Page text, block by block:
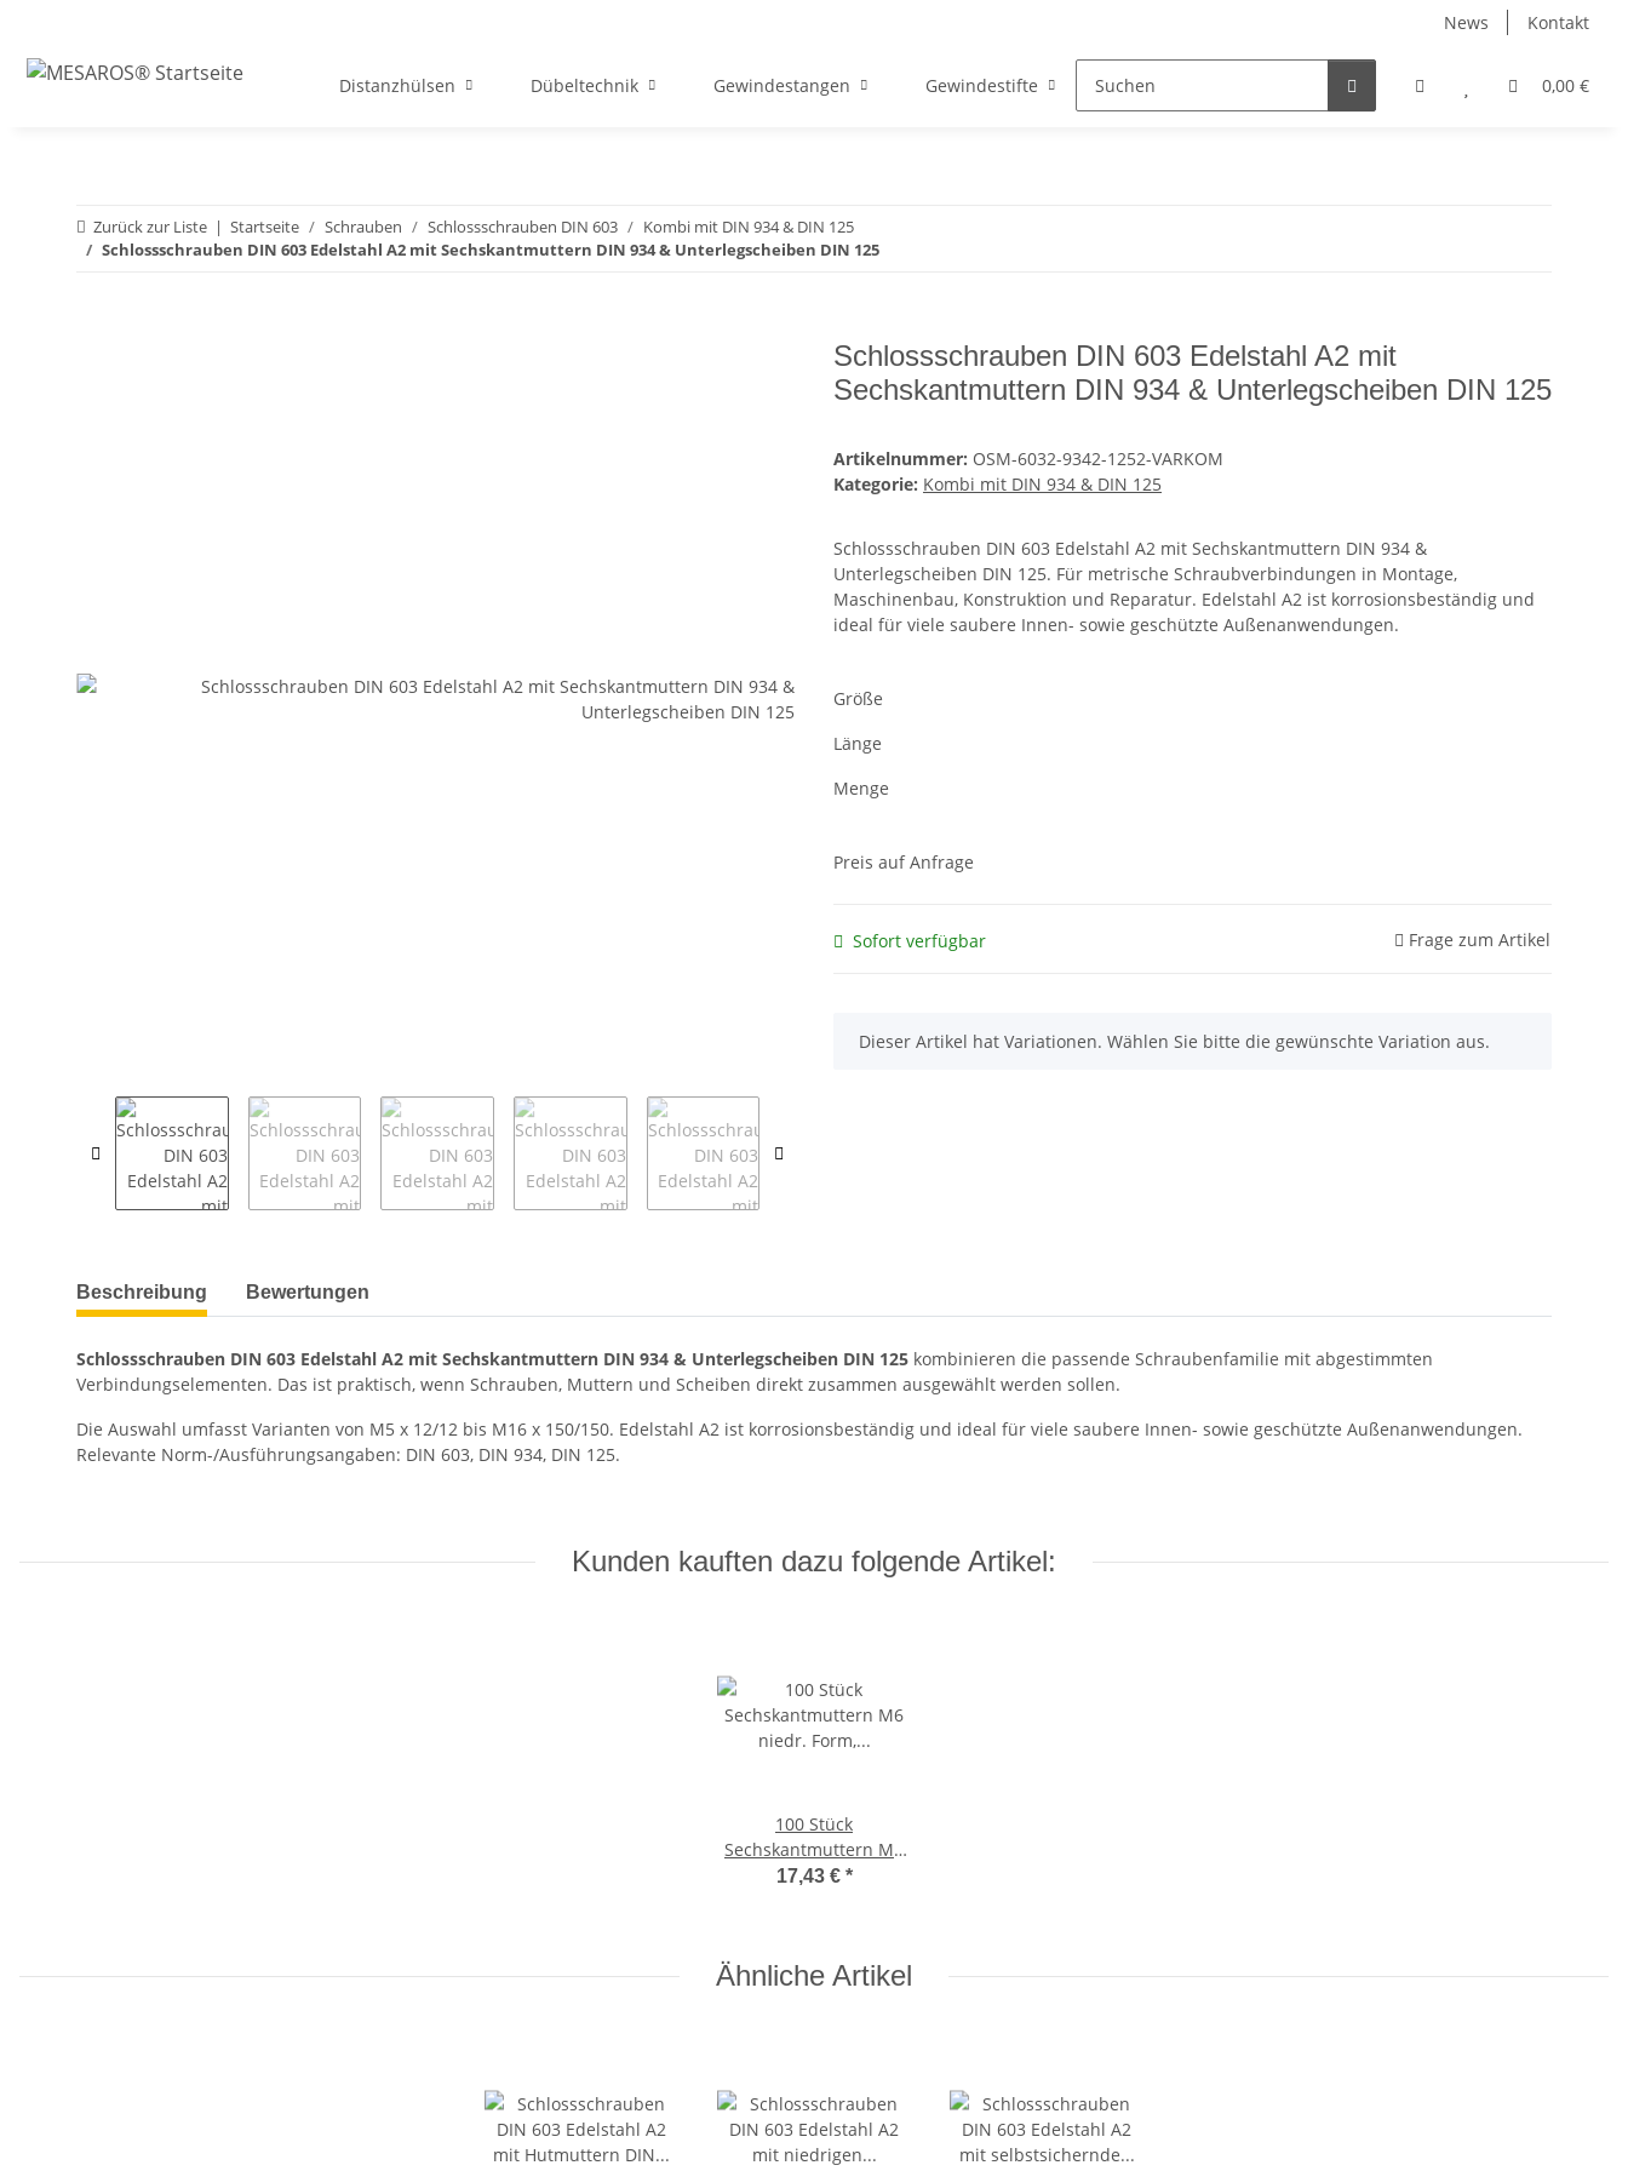
News Kontakt
0,00 €
Distanzhülsen Dübeltechnik Gewindestangen Gewindestifte Halbzeuge Muffen Muttern
Zurück zur Liste Startseite Schrauben Schlossschrauben DIN 603
Kombi mit DIN 934 & DIN 125
Schlossschrauben DIN 603 Edelstahl A2 mit Sechskantmuttern DIN 934 & Unterlegscheiben DIN 125
Schlossschrauben DIN 603 Edelstahl A2 mit
Sechskantmuttern DIN 934 & Unterlegscheiben DIN 125
Artikelnummer: OSM-6032-9342-1252-VARKOM
Kategorie: Kombi mit DIN 934 & DIN 125
Schlossschrauben DIN 603 Edelstahl A2 mit Sechskantmuttern DIN 934 &
Unterlegscheiben DIN 125. Für metrische Schraubverbindungen in Montage,
Maschinenbau, Konstruktion und Reparatur. Edelstahl A2 ist korrosionsbeständig und
ideal für viele saubere Innen- sowie geschützte Außenanwendungen.
Größe
Länge
Menge
Preis auf Anfrage
Sofort verfügbar Frage zum Artikel
x
Dieser Artikel hat Variationen. Wählen Sie bitte die gewünschte Variation aus.
weitere Registerkarten anzeigen
Beschreibung Bewertungen
Schlossschrauben DIN 603 Edelstahl A2 mit Sechskantmuttern DIN 934 & Unterlegscheiben DIN 125 kombinieren die passende Schraubenfamilie mit abgestimmten
Verbindungselementen. Das ist praktisch, wenn Schrauben, Muttern und Scheiben direkt zusammen ausgewählt werden sollen.
Die Auswahl umfasst Varianten von M5 x 12/12 bis M16 x 150/150. Edelstahl A2 ist korrosionsbeständig und ideal für viele saubere Innen- sowie geschützte Außenanwendungen.
Relevante Norm-/Ausführungsangaben: DIN 603, DIN 934, DIN 125.
Kunden kauften dazu folgende Artikel:
100 Stück
Sechskantmuttern M6
niedr. Form,
17,43 € *
Ähnliche Artikel